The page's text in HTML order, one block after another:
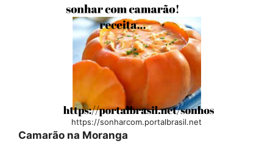
https://sonharcom.portalbrasil.net
Camarão na Moranga